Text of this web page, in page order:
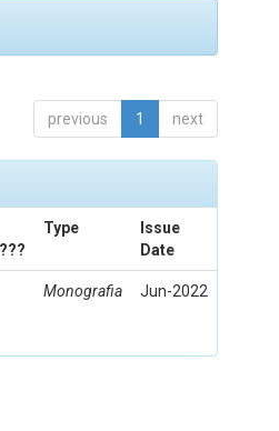
previous 1 next
Type
Issue
Date
Monografia Jun-2022